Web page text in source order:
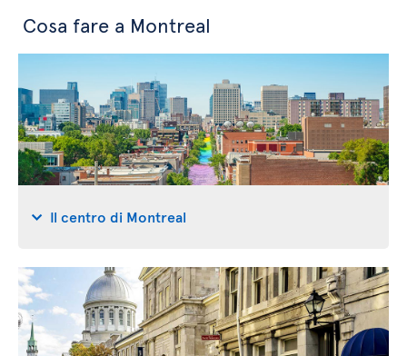
Cosa fare a Montreal
Il centro di Montreal